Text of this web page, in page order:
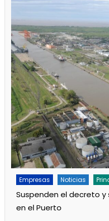
Empresas Noticias
Paro por tiempo